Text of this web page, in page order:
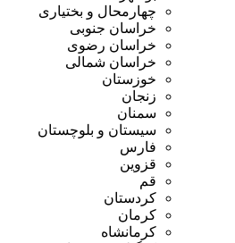
چهارمحال و بختیاری
خراسان جنوبی
خراسان رضوی
خراسان شمالی
خوزستان
زنجان
سمنان
سیستان و بلوچستان
فارس
قزوین
قم
کردستان
کرمان
کرمانشاه